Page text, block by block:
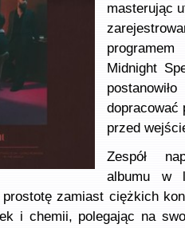
masterując
Midnight
dopracować
przed
Zespół
albumu w
prostotę zamiast ciężkich
i chemii, polegając na